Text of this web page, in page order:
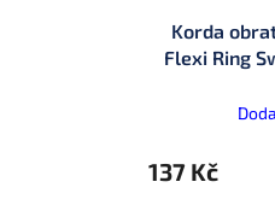
Korda
Flexi Ring
137 Kč